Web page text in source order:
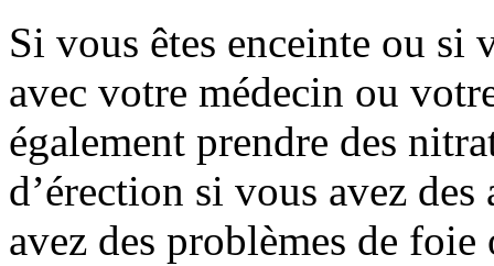
Si vous êtes enceinte ou si
avec votre médecin ou
également prendre des
d’érection si vous avez
avez des problèmes de foie